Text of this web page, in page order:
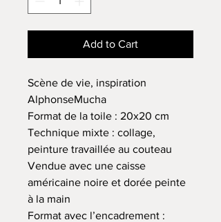
Add to Cart
Scène de vie, inspiration
AlphonseMucha
Format de la toile : 20x20 cm
Technique mixte : collage,
peinture travaillée au couteau
Vendue avec une caisse
américaine noire et dorée peinte
à la main
Format avec l’encadrement :